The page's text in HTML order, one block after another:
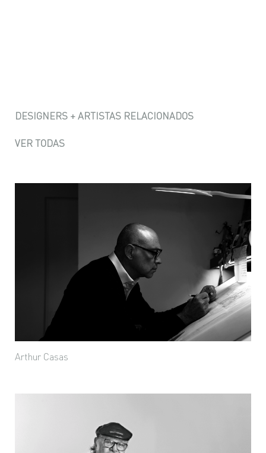
DESIGNERS + ARTISTAS RELACIONADOS
VER TODAS
Arthur Casas